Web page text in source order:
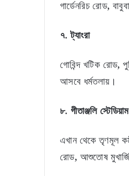
গার্ডেনরিচ রোড,
৭. ট্যাংরা
গোবিন্দ খটিক রোড,
আসবে ধর্মতলায়।
৮. গীতাঞ্জলি স্টেডিয়াম
এখান থেকে তৃণমূল
রোড, আশুতোষ